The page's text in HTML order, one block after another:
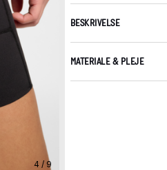
4 / 9
BESKRIVELSE
MATERIALE & PLEJE